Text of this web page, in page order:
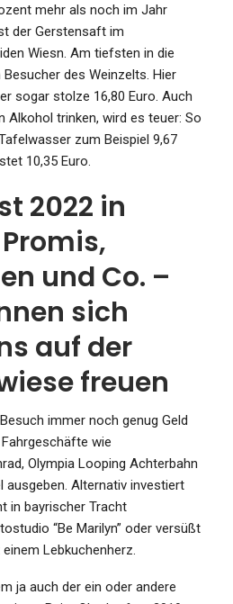
mehr als noch im Jahr
der Gerstensaft im
Wiesn. Am tiefsten in die
des Weinzelts. Hier
sogar stolze 16,80 Euro. Auch
Alkohol trinken, wird es teuer: So
zum Beispiel 9,67
10,35 Euro.
2022 in
und Co. –
sich
auf der
freuen
immer noch genug Geld
wie
Olympia Looping Achterbahn
ausgeben. Alternativ investiert
in bayrischer Tracht
“Be Marilyn” oder versüßt
Lebkuchenherz.
ja auch der ein oder andere